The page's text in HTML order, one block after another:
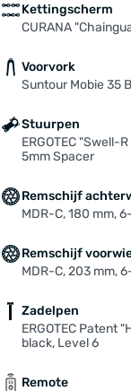
Kettingscherm
CURANA
Voorvork
Suntour Mobie 35
Stuurpen
ERGOTEC "Swell-
5mm Spacer
Remschijf
MDR-C, 180 mm,
Remschijf
MDR-C, 203 mm,
Zadelpen
ERGOTEC Patent
black, Level 6
Remote